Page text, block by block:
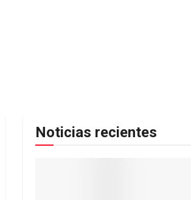
Noticias recientes